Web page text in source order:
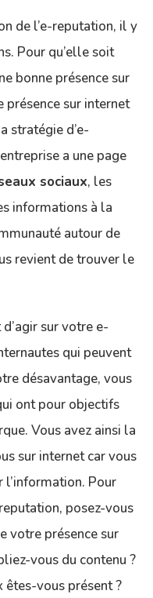
de l’e-reputation, il y
Pour qu’elle soit
bonne présence sur
présence sur internet
stratégie d’e-
a une page
sociaux, les
informations à la
autour de
revient de trouver le
sur votre e-
qui peuvent
désavantage, vous
ont pour objectifs
Vous avez ainsi la
sur internet car vous
Pour
posez-vous
votre présence sur
vous du contenu ?
êtes-vous présent ?